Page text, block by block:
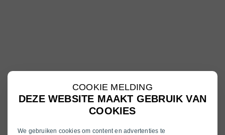
COOKIE MELDING
DEZE WEBSITE MAAKT GEBRUIK VAN
COOKIES
We gebruiken cookies om content en advertenties te